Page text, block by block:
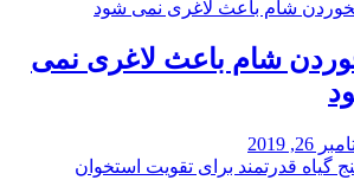
شام باعث لاغری نمی
26, 2019